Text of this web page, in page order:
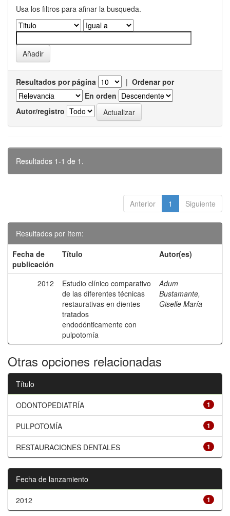
Usa los filtros para afinar la busqueda.
Resultados por página | Ordenar por
En orden
Autor/registro
Resultados 1-1 de 1.
Anterior 1 Siguiente
Resultados por ítem:
Fecha de
publicación
Título Autor(es)
2012
Estudio clínico comparativo
de las diferentes técnicas
restaurativas en dientes
tratados
endodónticamente con
pulpotomía
Adum
Bustamante,
Giselle María
Otras opciones relacionadas
Título
1
ODONTOPEDIATRÍA
1
PULPOTOMÍA
1
RESTAURACIONES DENTALES
Fecha de lanzamiento
1
2012